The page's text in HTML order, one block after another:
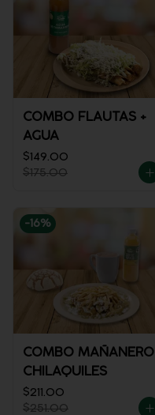
COMBO FLAUTAS +
AGUA
$149.00
$175.00
-16%
COMBO MAÑANERO
CHILAQUILES
$211.00
$251.00